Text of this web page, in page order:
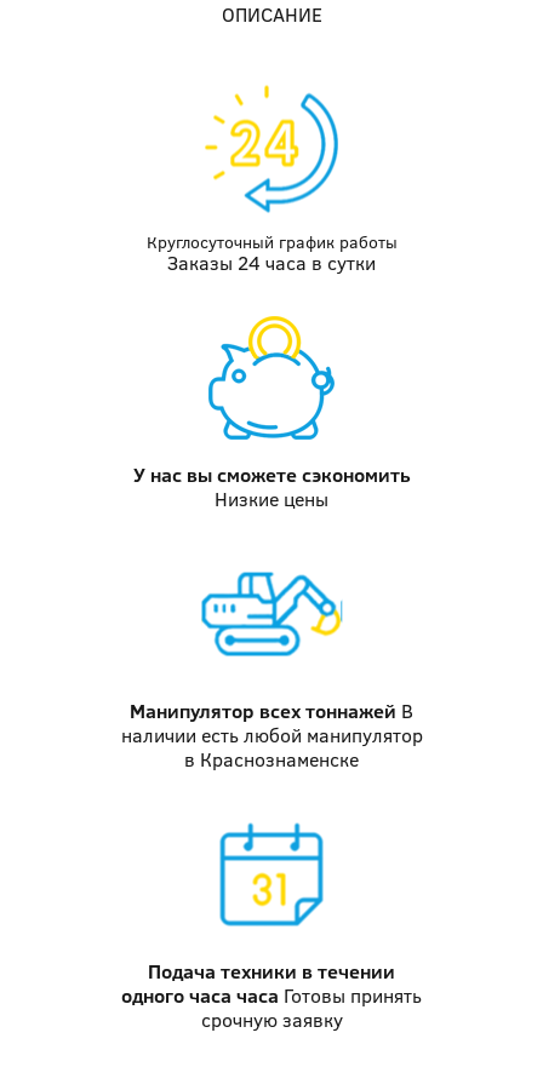
ОПИСАНИЕ
Круглосуточный график работы
Заказы 24 часа в сутки
У нас высможете сэкономить
Низкие цены
Манипулятор всех тоннажей В
наличии есть любой манипулятор
в Краснознаменске
Подача техники в течении
одного часа часа Готовы принять
срочную заявку